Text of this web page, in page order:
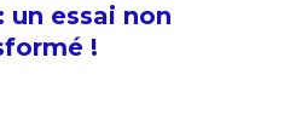
un essai non
!